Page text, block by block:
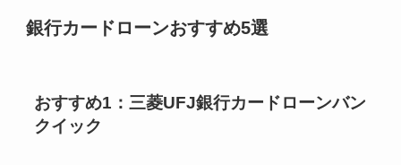
銀行カードローンおすすめ5選
おすすめ1：三菱UFJ銀行カードローンバン
クイック